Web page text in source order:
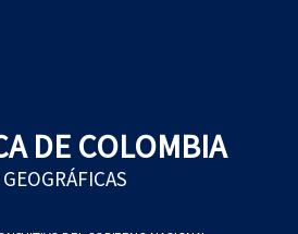
DE COLOMBIA